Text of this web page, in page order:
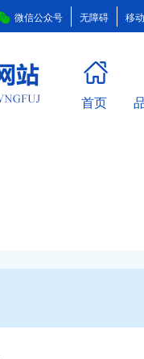
微信公众号 无障碍 移
首页